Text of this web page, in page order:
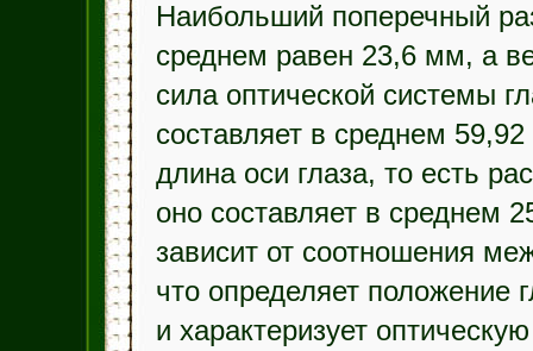
Наибольший поперечный
среднем равен 23,6 мм, а
сила оптической системы
составляет в среднем
длина оси глаза, то есть
оно составляет в среднем
зависит от соотношения
что определяет положение
и характеризует